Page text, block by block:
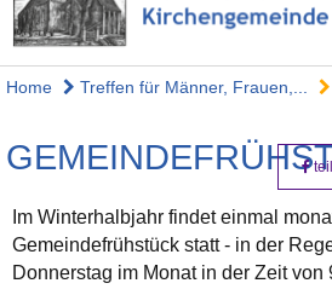
Home Treffen für Männer, Frauen,...
Im Winterhalbjahr findet einmal
Gemeindefrühstück statt - in der
Donnerstag im Monat in der Zeit von